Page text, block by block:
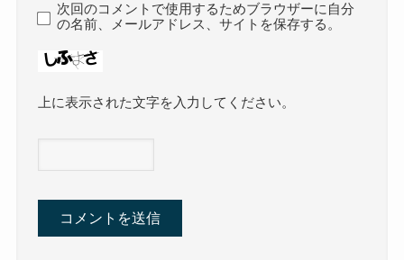
次回のコメントで使用するためブラウザーに自分
の名前、メールアドレス、サイトを保存する。
上に表示された文字を入力してください。